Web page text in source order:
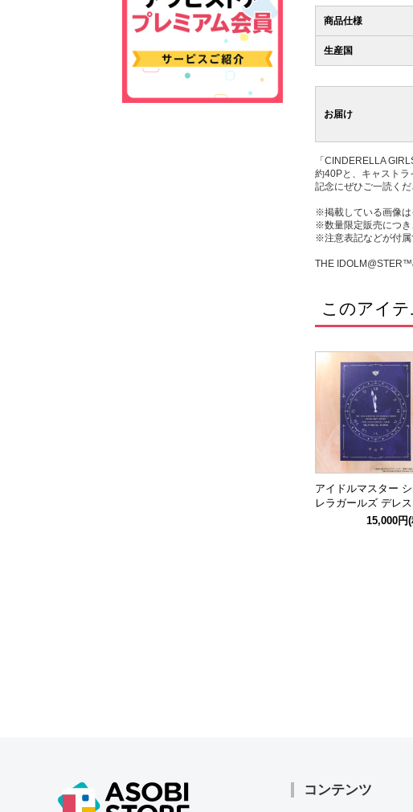
商品仕様
生産国
お届け
「CINDERELLA
約40Pと、キャストラ
記念にぜひご一読くだ
※掲載している画像は
※数量限定販売につき
※注意表記などが付属
THE
このアイ
アイドルマスター
レラガールズ デレ
周年記念ツアー 公
15,000円
コンテンツ